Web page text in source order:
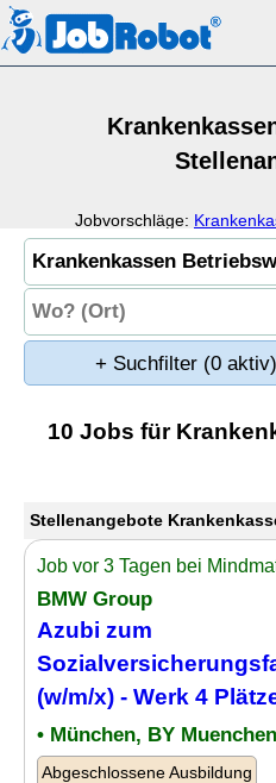
Jobvorschläge:
Versicherung,
+ Suchfilter (0 aktiv)
10 Jobs für
Stellenangebote
Job vor 3 Tagen bei
BMW Group
Azubi zum
(w/m/x) - Werk 4
• München, BY Muenchen
Abgeschlossene Ausbildung